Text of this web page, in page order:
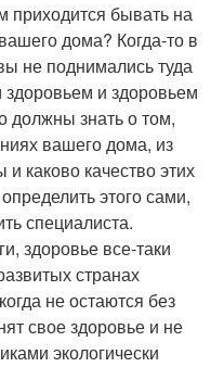
приходится бывать на
дома? Когда-то в
не поднимались туда
и здоровьем
должны знать о том,
вашего дома, из
каково качество этих
этого сами,
специалиста.
здоровье все-таки
странах
не остаются без
свое здоровье и не
экологически